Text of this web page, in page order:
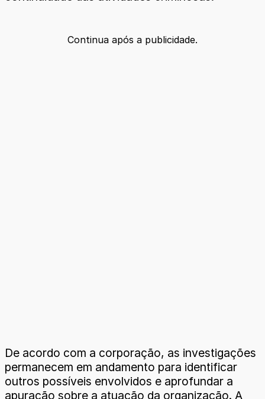
Continua após a publicidade.
De acordo com a corporação, as investigações
permanecem em andamento para identificar
outros possíveis envolvidos e aprofundar a
apuração sobre a atuação da organização. A